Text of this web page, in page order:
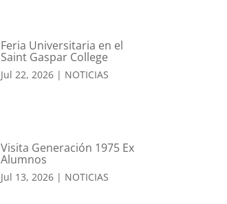
Feria Universitaria en el
Saint Gaspar College
Jul 22, 2026 | NOTICIAS
Visita Generación 1975 Ex
Alumnos
Jul 13, 2026 | NOTICIAS